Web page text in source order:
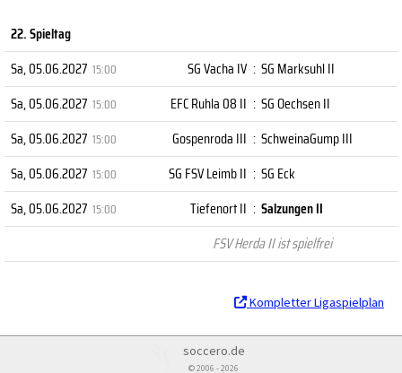
22. Spieltag
Sa, 05.06.2027 15:00 SG Vacha IV : SG Marksuhl II
Sa, 05.06.2027 15:00 EFC Ruhla 08 II : SG Oechsen II
Sa, 05.06.2027 15:00 Gospenroda III : SchweinaGump III
Sa, 05.06.2027 15:00 SG FSV Leimb II : SG Eck
Sa, 05.06.2027 15:00 Tiefenort II : Salzungen II
FSV Herda II ist spielfrei
Kompletter Ligaspielplan
soccero.de
© 2006 - 2026